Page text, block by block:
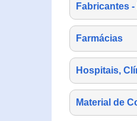
Fabricantes
Farmácias
Hospitais,
Material de